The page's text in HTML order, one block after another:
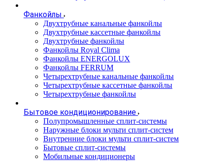
Фанкойлы
Двухтрубные канальные фанкойлы
Двухтрубные кассетные фанкойлы
Двухтрубные фанкойлы
Фанкойлы Royal Clima
Фанкойлы ENERGOLUX
Фанкойлы FERRUM
Четырехтрубные канальные фанкойлы
Четырехтрубные кассетные фанкойлы
Четырехтрубные фанкойлы
Бытовое кондиционирование
Полупромышленные сплит-системы
Наружные блоки мульти сплит-систем
Внутренние блоки мульти сплит-систем
Бытовые сплит-системы
Мобильные кондиционеры